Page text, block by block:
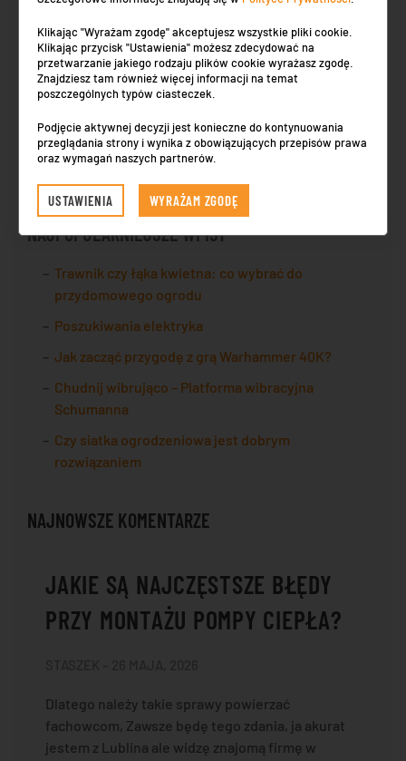
Zakup kosmetyków w sieci: sprawdź TOP10
najlepszych drogerii online!
Jak kształtuje się rynek nieruchomości w Krakowie
w 2026 roku?
Ile cm ma cal? Prosty sposób na przeliczanie
NAJPOPULARNIEJSZE WPISY
Trawnik czy łąka kwietna: co wybrać do
przydomowego ogrodu
Poszukiwania elektryka
Jak zacząć przygodę z grą Warhammer 40K?
Chudnij wibrująco – Platforma wibracyjna
Schumanna
Czy siatka ogrodzeniowa jest dobrym
rozwiązaniem
NAJNOWSZE KOMENTARZE
JAKIE SĄ NAJCZĘSTSZE BŁĘDY
PRZY MONTAŻU POMPY CIEPŁA?
Dlatego należy takie sprawy powierzać
fachowcom, Zawsze będę tego zdania, ja akurat
jestem z Lublina ale widzę znajomą firmę w
Klikając "Wyrażam zgodę" akceptujesz wszystkie pliki cookie.
Klikając przycisk "Ustawienia" możesz zdecydować na
przetwarzanie jakiego rodzaju plików cookie wyrażasz zgodę.
Znajdziesz tam również więcej informacji na temat
poszczególnych typów ciasteczek.
Podjęcie aktywnej decyzji jest konieczne do kontynuowania
przeglądania strony i wynika z obowiązujących przepisów prawa
oraz wymagań naszych partnerów.
USTAWIENIA WYRAŻAM ZGODĘ